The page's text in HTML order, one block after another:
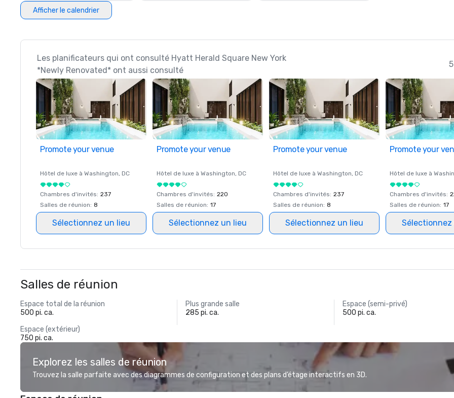
Afficher le calendrier
Les planificateurs qui ont consulté Hyatt Herald Square New York
*Newly Renovated* ont aussi consulté
Promote your venue
Hôtel de luxe à Washington, DC
Chambres d'invités: 237
Salles de réunion: 8
Sélectionnez un lieu
Promote your venue
Hôtel de luxe à Washington, DC
Chambres d'invités: 220
Salles de réunion: 17
Sélectionnez un lieu
Promote your venue
Hôtel de luxe à Washington, DC
Chambres d'invités: 237
Salles de réunion: 8
Sélectionnez un lieu
Promote your
Hôtel de luxe à
Chambres d'invités:
Salles de réunion: 17
Sélectionnez
Salles de réunion
Espace total de la réunion
500 pi. ca.
Plus grande salle
285 pi. ca.
Espace (semi-privé)
500 pi. ca.
Espace (extérieur)
750 pi. ca.
Explorez les salles de réunion
Trouvez la salle parfaite avec des diagrammes de configuration et des plans d’étage interactifs en 3D.